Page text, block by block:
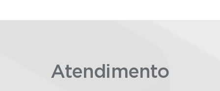
Atendimento